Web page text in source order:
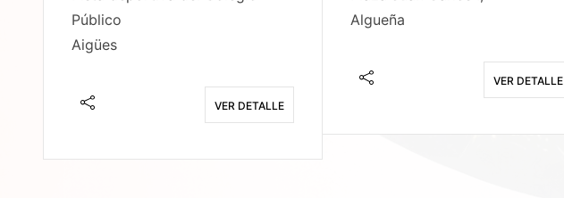
Público
Aigües
VER DETALLE
Algueña
VER DETALLE